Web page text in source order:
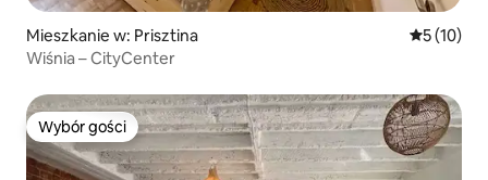
Mieszkanie w: Prisztina Średnia
5 (10)
Wiśnia – CityCenter
Wybór gości
Wybór gości